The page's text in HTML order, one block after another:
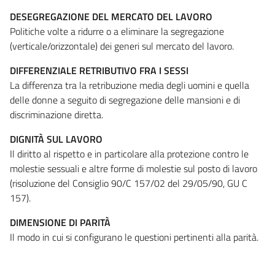
DESEGREGAZIONE DEL MERCATO DEL LAVORO
Politiche volte a ridurre o a eliminare la segregazione
(verticale/orizzontale) dei generi sul mercato del lavoro.
DIFFERENZIALE RETRIBUTIVO FRA I SESSI
La differenza tra la retribuzione media degli uomini e quella
delle donne a seguito di segregazione delle mansioni e di
discriminazione diretta.
DIGNITÀ SUL LAVORO
Il diritto al rispetto e in particolare alla protezione contro le
molestie sessuali e altre forme di molestie sul posto di lavoro
(risoluzione del Consiglio 90/C 157/02 del 29/05/90, GU C
157).
DIMENSIONE DI PARITÀ
Il modo in cui si configurano le questioni pertinenti alla parità.